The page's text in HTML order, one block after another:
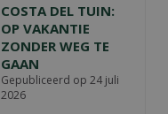
COSTA DEL TUIN:
OP VAKANTIE
ZONDER WEG TE
GAAN
Gepubliceerd op 24 juli
2026